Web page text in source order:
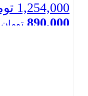
1,254,000 تومان بود.
890,000 تومان